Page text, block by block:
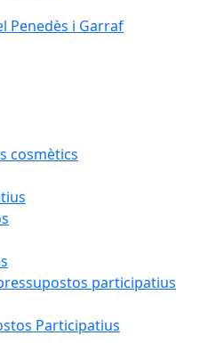
Penedès i Garraf
cosmètics
participatius
Participatius